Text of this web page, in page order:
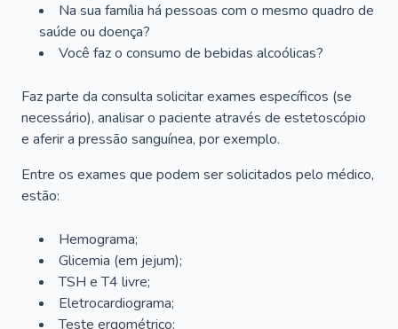
Na sua família há pessoas com o mesmo quadro de
saúde ou doença?
Você faz o consumo de bebidas alcoólicas?
Faz parte da consulta solicitar exames específicos (se
necessário), analisar o paciente através de estetoscópio
e aferir a pressão sanguínea, por exemplo.
Entre os exames que podem ser solicitados pelo médico,
estão:
Hemograma;
Glicemia (em jejum);
TSH e T4 livre;
Eletrocardiograma;
Teste ergométrico;